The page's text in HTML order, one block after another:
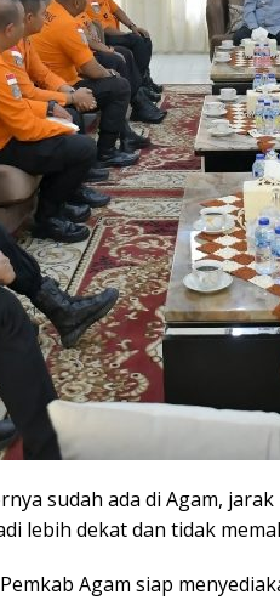
sudah ada di Agam,
lebih dekat dan tidak
Agam siap